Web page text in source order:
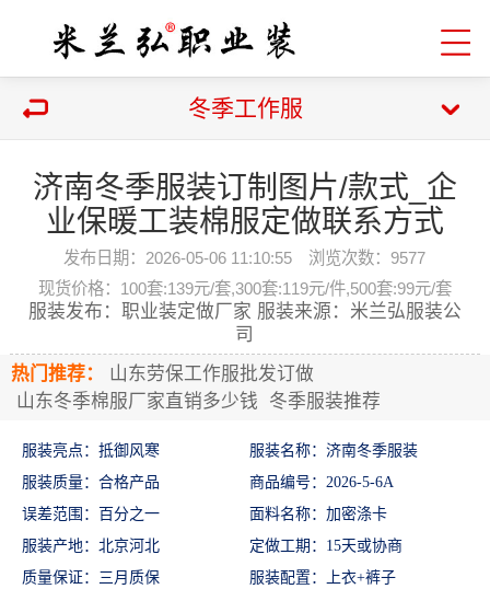
冬季工作服
济南冬季服装订制图片/款式_企
业保暖工装棉服定做联系方式
发布日期：2026-05-06 11:10:55 浏览次数： 9577
现货价格：100套:139元/套,300套:119元/件,500套:99元/套
服装发布：职业装定做厂家 服装来源：米兰弘服装公
司
热门推荐：
山东劳保工作服批发订做
山东冬季棉服厂家直销多少钱
冬季服装推荐
服装亮点 ：抵御风寒
服装名称：济南冬季服装
服装质量：合格产品
商品编号：2026-5-6A
误差范围：百分之一
面料名称：加密涤卡
服装产地：北京河北
定做工期： 15天或协商
质量保证：三月质保
服装配置： 上衣+裤子